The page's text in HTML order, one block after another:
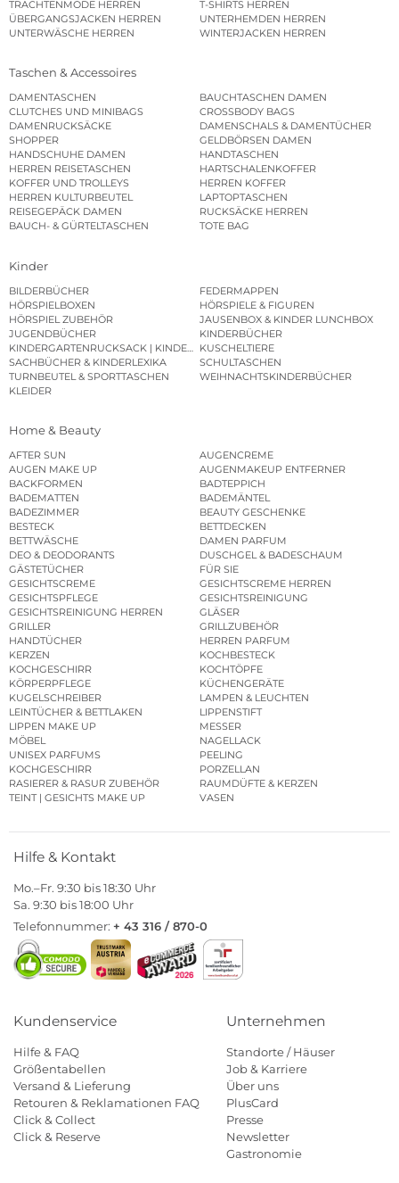
TRACHTENMODE HERREN
T-SHIRTS HERREN
ÜBERGANGSJACKEN HERREN
UNTERHEMDEN HERREN
UNTERWÄSCHE HERREN
WINTERJACKEN HERREN
Taschen & Accessoires
DAMENTASCHEN
BAUCHTASCHEN DAMEN
CLUTCHES UND MINIBAGS
CROSSBODY BAGS
DAMENRUCKSÄCKE
DAMENSCHALS & DAMENTÜCHER
SHOPPER
GELDBÖRSEN DAMEN
HANDSCHUHE DAMEN
HANDTASCHEN
HERREN REISETASCHEN
HARTSCHALENKOFFER
KOFFER UND TROLLEYS
HERREN KOFFER
HERREN KULTURBEUTEL
LAPTOPTASCHEN
REISEGEPÄCK DAMEN
RUCKSÄCKE HERREN
BAUCH- & GÜRTELTASCHEN
TOTE BAG
Kinder
BILDERBÜCHER
FEDERMAPPEN
HÖRSPIELBOXEN
HÖRSPIELE & FIGUREN
HÖRSPIEL ZUBEHÖR
JAUSENBOX & KINDER LUNCHBOX
JUGENDBÜCHER
KINDERBÜCHER
KINDERGARTENRUCKSACK | KINDERGARTENBEUTEL
KUSCHELTIERE
SACHBÜCHER & KINDERLEXIKA
SCHULTASCHEN
TURNBEUTEL & SPORTTASCHEN
WEIHNACHTSKINDERBÜCHER
KLEIDER
Home & Beauty
AFTER SUN
AUGENCREME
AUGEN MAKE UP
AUGENMAKEUP ENTFERNER
BACKFORMEN
BADTEPPICH
BADEMATTEN
BADEMÄNTEL
BADEZIMMER
BEAUTY GESCHENKE
BESTECK
BETTDECKEN
BETTWÄSCHE
DAMEN PARFUM
DEO & DEODORANTS
DUSCHGEL & BADESCHAUM
GÄSTETÜCHER
FÜR SIE
GESICHTSCREME
GESICHTSCREME HERREN
GESICHTSPFLEGE
GESICHTSREINIGUNG
GESICHTSREINIGUNG HERREN
GLÄSER
GRILLER
GRILLZUBEHÖR
HANDTÜCHER
HERREN PARFUM
KERZEN
KOCHBESTECK
KOCHGESCHIRR
KOCHTÖPFE
KÖRPERPFLEGE
KÜCHENGERÄTE
KUGELSCHREIBER
LAMPEN & LEUCHTEN
LEINTÜCHER & BETTLAKEN
LIPPENSTIFT
LIPPEN MAKE UP
MESSER
MÖBEL
NAGELLACK
UNISEX PARFUMS
PEELING
KOCHGESCHIRR
PORZELLAN
RASIERER & RASUR ZUBEHÖR
RAUMDÜFTE & KERZEN
TEINT | GESICHTS MAKE UP
VASEN
Hilfe & Kontakt
Mo.–Fr. 9:30 bis 18:30 Uhr
Sa. 9:30 bis 18:00 Uhr
Telefonnummer: + 43 316 / 870-0
Kundenservice
Hilfe & FAQ
Größentabellen
Versand & Lieferung
Retouren & Reklamationen FAQ
Click & Collect
Click & Reserve
Unternehmen
Standorte / Häuser
Job & Karriere
Über uns
PlusCard
Presse
Newsletter
Gastronomie